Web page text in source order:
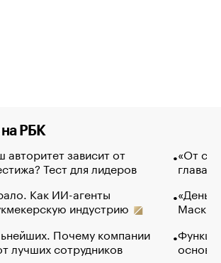
РБК
авторитет зависит от
Тест для лидеров
Как ИИ-агенты
индустрию
Почему компании
лучших сотрудников
«От
глава
Маск в
основ